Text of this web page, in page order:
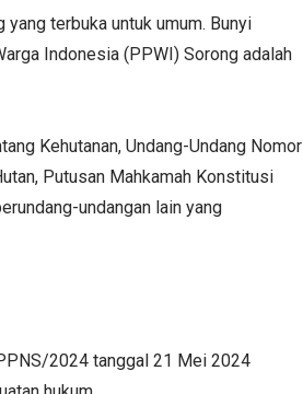
terbuka untuk umum. Bunyi
Indonesia (PPWI) Sorong adalah
Kehutanan, Undang-Undang Nomor
Putusan Mahkamah Konstitusi
undangan lain yang
2024 tanggal 21 Mei 2024